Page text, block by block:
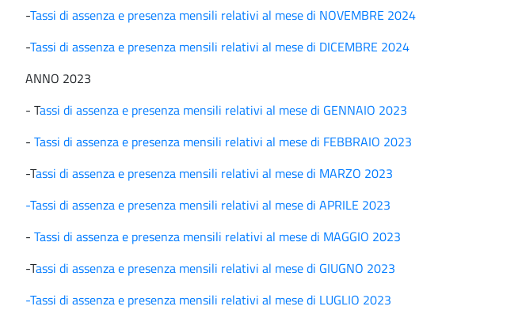
-Tassi di assenza e presenza mensili relativi al mese di NOVEMBRE 2024
-Tassi di assenza e presenza mensili relativi al mese di DICEMBRE 2024
ANNO 2023
- Tassi di assenza e presenza mensili relativi al mese di GENNAIO 2023
- Tassi di assenza e presenza mensili relativi al mese di FEBBRAIO 2023
-Tassi di assenza e presenza mensili relativi al mese di MARZO 2023
-Tassi di assenza e presenza mensili relativi al mese di APRILE 2023
- Tassi di assenza e presenza mensili relativi al mese di MAGGIO 2023
-Tassi di assenza e presenza mensili relativi al mese di GIUGNO 2023
-Tassi di assenza e presenza mensili relativi al mese di LUGLIO 2023